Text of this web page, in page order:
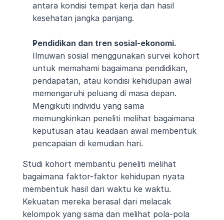
antara kondisi tempat kerja dan hasil
kesehatan jangka panjang.
Pendidikan dan tren sosial-ekonomi.
Ilmuwan sosial menggunakan survei kohort
untuk memahami bagaimana pendidikan,
pendapatan, atau kondisi kehidupan awal
memengaruhi peluang di masa depan.
Mengikuti individu yang sama
memungkinkan peneliti melihat bagaimana
keputusan atau keadaan awal membentuk
pencapaian di kemudian hari.
Studi kohort membantu peneliti melihat
bagaimana faktor-faktor kehidupan nyata
membentuk hasil dari waktu ke waktu.
Kekuatan mereka berasal dari melacak
kelompok yang sama dan melihat pola-pola